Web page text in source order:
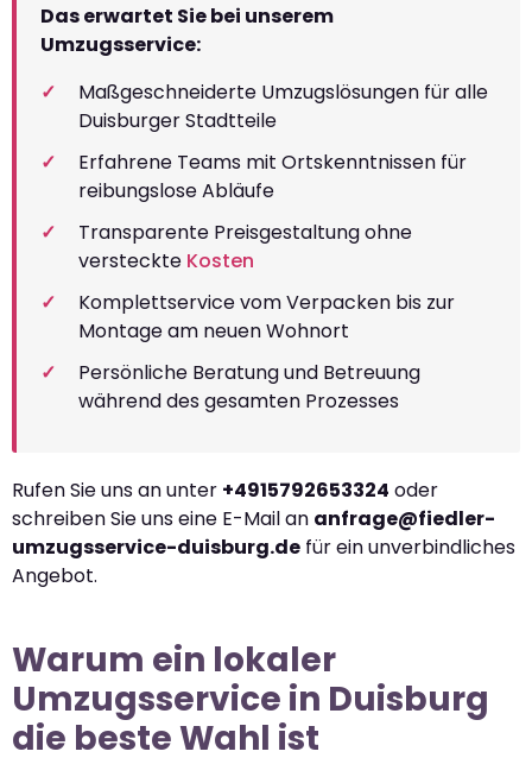
Das erwartet Sie bei unserem
Umzugsservice:
Maßgeschneiderte Umzugslösungen für alle
Duisburger Stadtteile
Erfahrene Teams mit Ortskenntnissen für
reibungslose Abläufe
Transparente Preisgestaltung ohne
versteckte Kosten
Komplettservice vom Verpacken bis zur
Montage am neuen Wohnort
Persönliche Beratung und Betreuung
während des gesamten Prozesses
Rufen Sie uns an unter +4915792653324 oder
schreiben Sie uns eine E-Mail an anfrage@fiedler-
umzugsservice-duisburg.de für ein unverbindliches
Angebot.
Warum ein lokaler
Umzugsservice in Duisburg
die beste Wahl ist